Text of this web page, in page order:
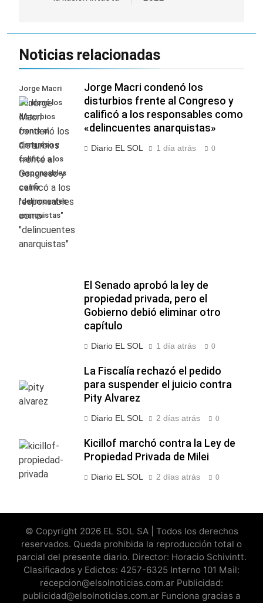
Noticias relacionadas
Jorge Macri
condenó los
disturbios
frente al
Congreso y
calificó a los
responsables
como
"delincuentes
anarquistas"
Jorge Macri condenó los
disturbios frente al Congreso y
calificó a los responsables como
«delincuentes anarquistas»
Diario EL SOL 1 día atrás 0
El Senado aprobó la ley de
propiedad privada, pero el
Gobierno debió eliminar otro
capítulo
Diario EL SOL 1 día atrás 0
La Fiscalía rechazó el pedido
para suspender el juicio contra
Pity Alvarez
Diario EL SOL 2 días atrás 0
Kicillof marchó contra la Ley de
Propiedad Privada de Milei
Diario EL SOL 2 días atrás 0
© Copyright 2026 EL SOL SA | Todos los derechos
reservados. Queda prohibida la reproducción total o
parcial del presente diario. Director: Horacio Schivintt.
Clasificados y Edictos: 4257-6325 Interno 101 Mail:
recepcion@elsolnoticias.com.ar Publicidad:
publicidad@elsolnoticias.com.ar Funciona gracias a